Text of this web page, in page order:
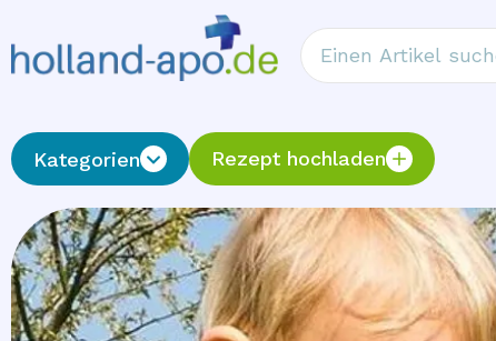
Kategorien Rezept hochladen